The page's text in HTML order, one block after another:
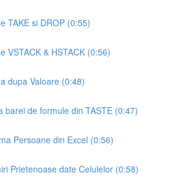
TAKE si DROP (0:55)
VSTACK & HSTACK (0:56)
dupa Valoare (0:48)
barei de formule din TASTE (0:47)
Persoane din Excel (0:56)
Prietenoase date Celulelor (0:58)